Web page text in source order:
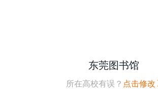
东莞图书馆
所在高校有误？ 点击修改